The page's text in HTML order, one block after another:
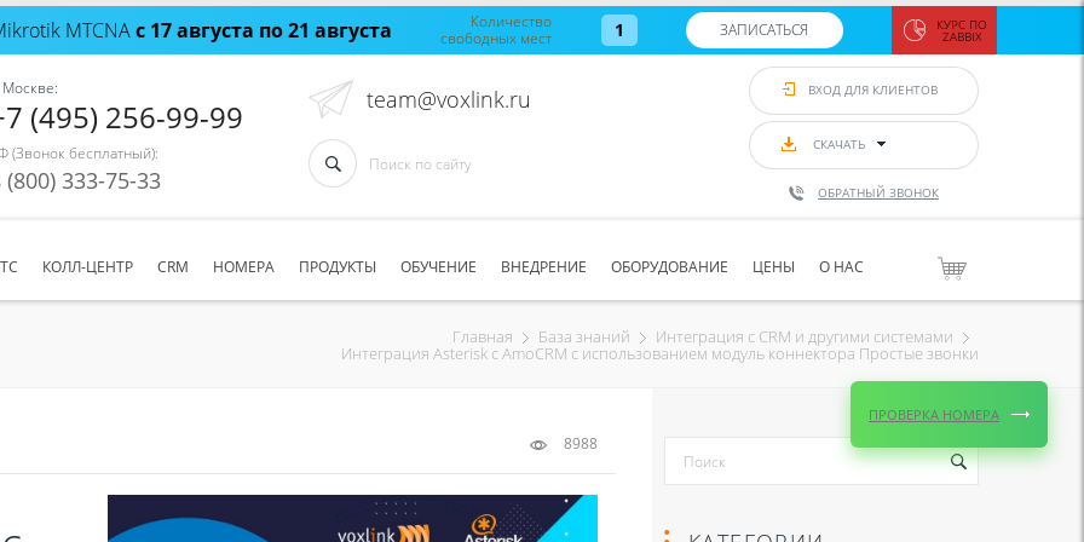
MTCNAс 17 августа по 21 августа
Количество
свободных мест
1 ЗАПИСАТЬСЯ КУРС ПО
ZABBIX
ВХОД ДЛЯ КЛИЕНТОВ
СКАЧАТЬ
ОБРАТНЫЙ ЗВОНОК
(495) 256-99-99
(Звонок бесплатный):
(800) 333-75-33
team@voxlink.ru
КОЛЛ-ЦЕНТР CRM НОМЕРА ПРОДУКТЫ ОБУЧЕНИЕ ВНЕДРЕНИЕ ОБОРУДОВАНИЕ ЦЕНЫ О НАС
Главная База знаний Интеграция с CRM и другими системами
Интеграция Asterisk c AmoCRM с использованием модуль коннектора Простые звонки
8988
ПРОВЕРКА НОМЕРА